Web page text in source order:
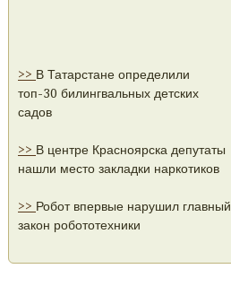
>> В Татарстане определили
топ-30 билингвальных детских
садов
>> В центре Красноярска депутаты
нашли место закладки наркотиков
>> Робот впервые нарушил главный
закон робототехники